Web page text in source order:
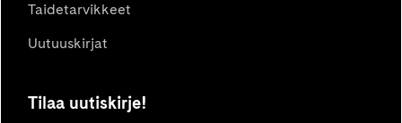
Taidetarvikkeet
Uutuuskirjat
Tilaa uutiskirje!